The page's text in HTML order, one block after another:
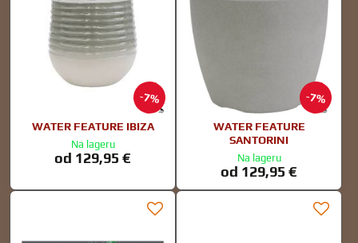
7%
WATER FEATURE IBIZA
Na lageru
od 129,95 €
7%
WATER FEATURE
SANTORINI
Na lageru
od 129,95 €